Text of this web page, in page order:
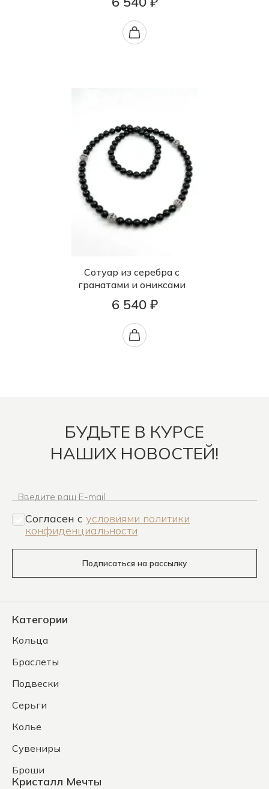
Сотуар из серебра с
гранатами и ониксами
6 540 ₽
БУДЬТЕ В КУРСЕ
НАШИХ НОВОСТЕЙ!
Введите ваш E-mail
Согласен c условиями политики
конфиденциальности
Подписаться на рассылку
Категории
Кольца
Браслеты
Подвески
Серьги
Колье
Сувениры
Броши
Кристалл Мечты